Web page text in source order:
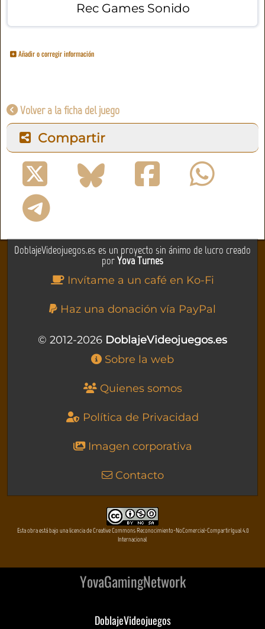
Rec Games Sonido
Añadir o corregir información
Volver a la ficha del juego
Compartir
DoblajeVideojuegos.es es un proyecto sin ánimo de lucro creado
porYova Turnes
Invítame a un café en Ko-Fi
Haz una donación vía PayPal
© 2012-2026 DoblajeVideojuegos.es
Sobre la web
Quienes somos
Política de Privacidad
Imagen corporativa
Contacto
Esta obra está bajo una licencia de Creative Commons Reconocimiento-NoComercial-CompartirIgual 4.0
Internacional
YovaGamingNetwork
DoblajeVideojuegos